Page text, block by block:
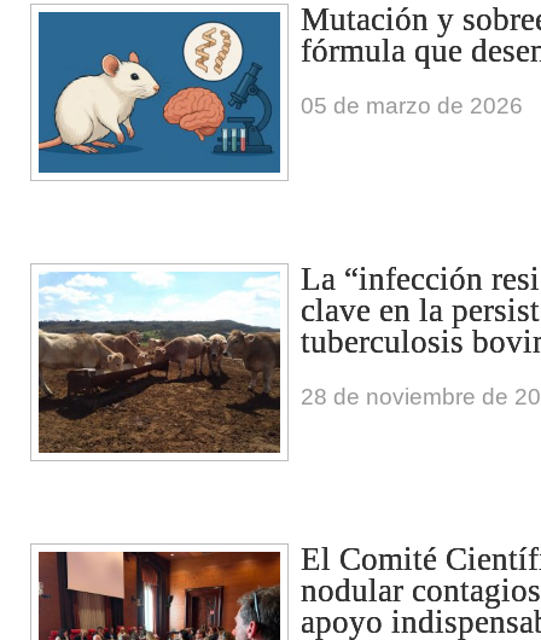
Mutación y
fórmula que
05 de marzo de 2026
La “infección
clave en la
tuberculosis
28 de noviembre de
El Comité
nodular
apoyo